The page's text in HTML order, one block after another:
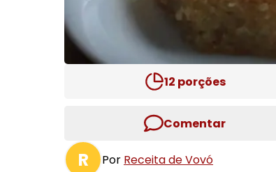
12 porções
Comentar
R Por Receita de Vovó